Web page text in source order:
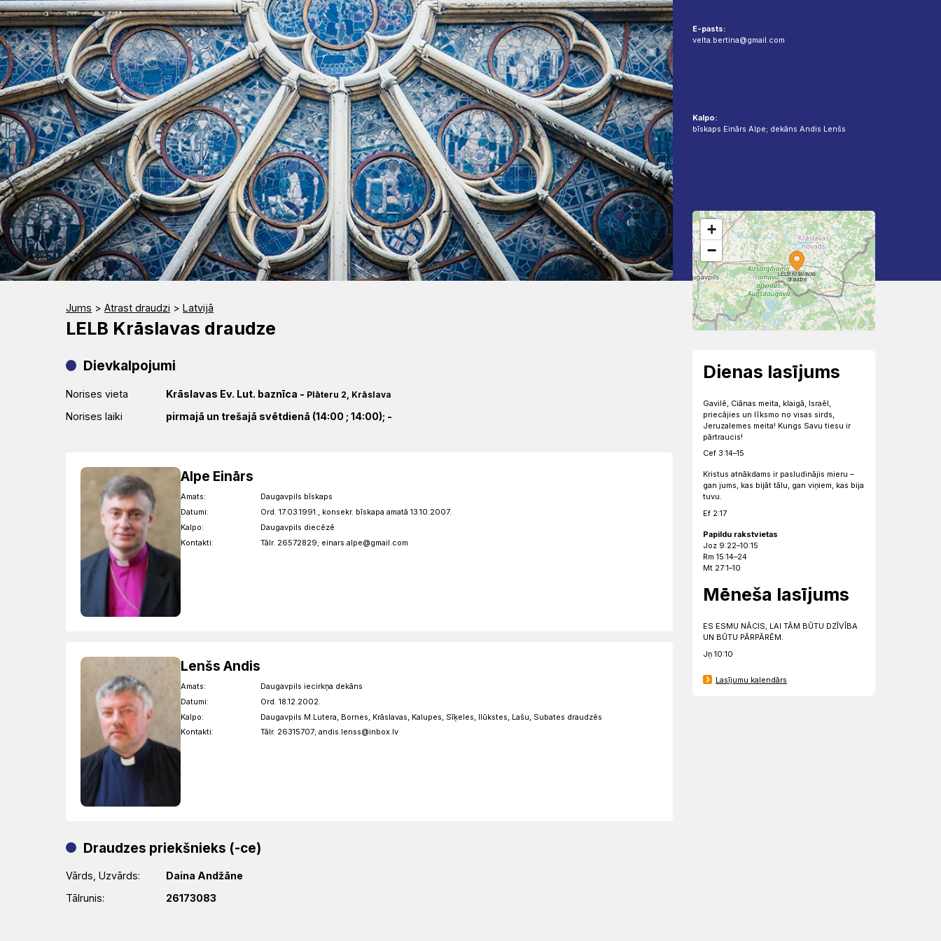
Dievnami
Iepazīsti
kristietību
Misija
Indijā
Rīts
Draudzēm
E-pasts:
velta.bertina@gmail.com
Kalpo:
bīskaps Einārs Alpe; dekāns Andis Lenšs
LELB Krāslavas
draudze
+
−
Jums >Atrast draudzi >Latvijā
LELB Krāslavas draudze
Dievkalpojumi
Norises vieta Krāslavas Ev. Lut. baznīca - Plāteru 2, Krāslava
Norises laiki pirmajā un trešajā svētdienā (14:00 ; 14:00); -
Alpe Einārs
Amats:
Daugavpils bīskaps
Datumi:
Ord. 17.03.1991., konsekr. bīskapa amatā 13.10.2007.
Kalpo:
Daugavpils diecēzē
Kontakti:
Tālr. 26572829; einars.alpe@gmail.com
Lenšs Andis
Amats:
Daugavpils iecirkņa dekāns
Datumi:
Ord. 18.12.2002.
Kalpo:
Daugavpils M.Lutera, Bornes, Krāslavas, Kalupes, Sīķeles, Ilūkstes, Lašu, Subates draudzēs
Kontakti:
Tālr. 26315707; andis.lenss@inbox.lv
Draudzes priekšnieks (-ce)
Vārds, Uzvārds:
Daina Andžāne
Tālrunis:
26173083
Dienas lasījums
Gavilē, Ciānas meita, klaigā, Israēl,
priecājies un līksmo no visas sirds,
Jeruzalemes meita! Kungs Savu tiesu ir
pārtraucis!
Cef 3:14–15
Kristus atnākdams ir pasludinājis mieru –
gan jums, kas bijāt tālu, gan viņiem, kas bija
tuvu.
Ef 2:17
Papildu rakstvietas
Joz 9:22–10:15
Rm 15:14–24
Mt 27:1–10
Mēneša lasījums
ES ESMU NĀCIS, LAI TĀM BŪTU DZĪVĪBA
UN BŪTU PĀRPĀRĒM.
Jņ 10:10
Lasījumu kalendārs